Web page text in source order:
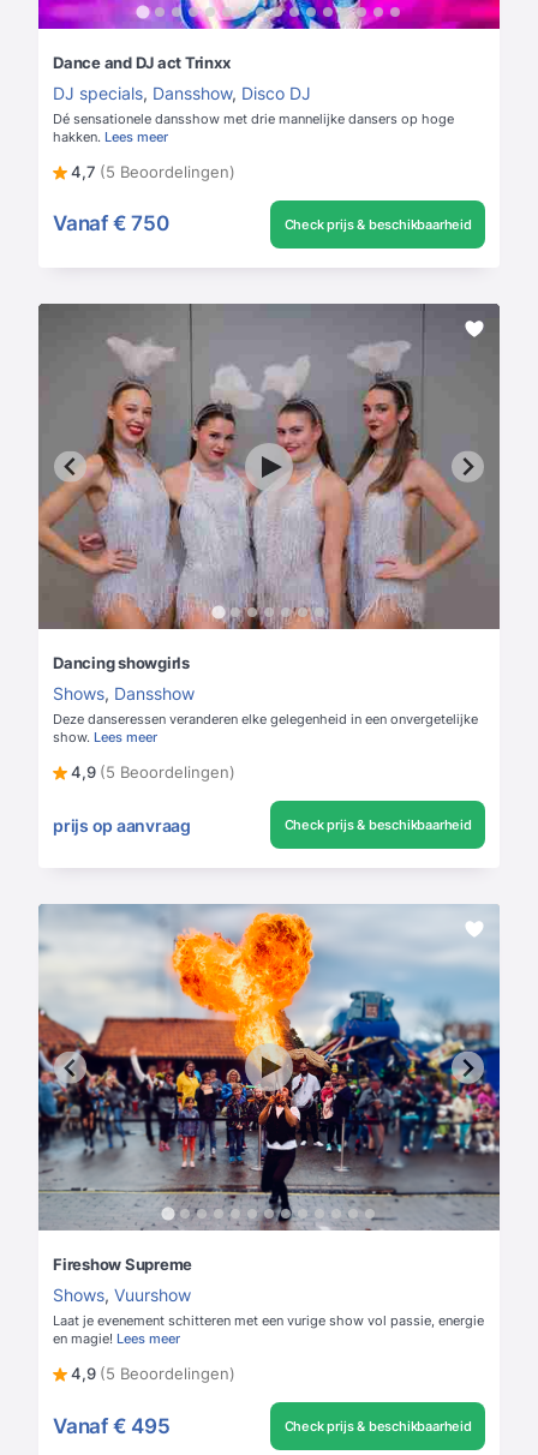
Dance and DJ act Trinxx
DJ specials, Dansshow, Disco DJ
Dé sensationele dansshow met drie mannelijke dansers op hoge
hakken. Lees meer
4,7 (5 Beoordelingen)
Vanaf € 750 Check prijs & beschikbaarheid
Dancing showgirls
Shows, Dansshow
Deze danseressen veranderen elke gelegenheid in een onvergetelijke
show. Lees meer
4,9 (5 Beoordelingen)
prijs op aanvraag Check prijs & beschikbaarheid
Fireshow Supreme
Shows, Vuurshow
Laat je evenement schitteren met een vurige show vol passie, energie
en magie! Lees meer
4,9 (5 Beoordelingen)
Vanaf € 495 Check prijs & beschikbaarheid